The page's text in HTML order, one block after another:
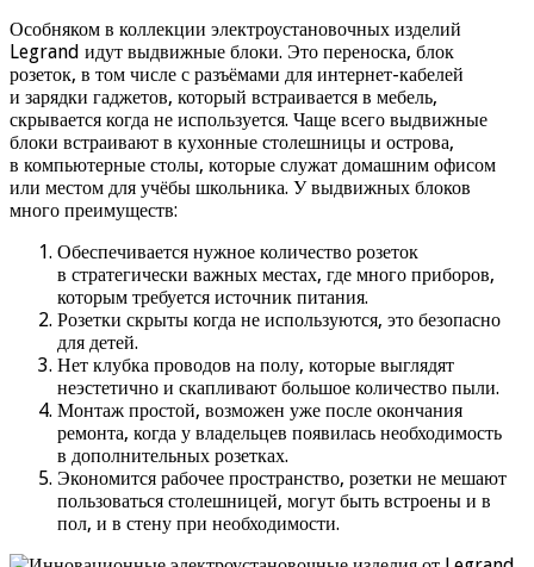
Особняком в коллекции электроустановочных изделий
Legrand идут выдвижные блоки. Это переноска, блок
розеток, в том числе с разъёмами для интернет-кабелей
и зарядки гаджетов, который встраивается в мебель,
скрывается когда не используется. Чаще всего выдвижные
блоки встраивают в кухонные столешницы и острова,
в компьютерные столы, которые служат домашним офисом
или местом для учёбы школьника. У выдвижных блоков
много преимуществ:
Обеспечивается нужное количество розеток
в стратегически важных местах, где много приборов,
которым требуется источник питания.
Розетки скрыты когда не используются, это безопасно
для детей.
Нет клубка проводов на полу, которые выглядят
неэстетично и скапливают большое количество пыли.
Монтаж простой, возможен уже после окончания
ремонта, когда у владельцев появилась необходимость
в дополнительных розетках.
Экономится рабочее пространство, розетки не мешают
пользоваться столешницей, могут быть встроены и в
пол, и в стену при необходимости.